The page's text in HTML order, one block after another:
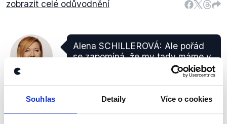
Souhlas Detaily Více o cookies
zobrazit celé odůvodnění
Alena
Schillerová
Alena SCHILLEROVÁ: Ale pořád
se zapomíná, že my tady máme v
osmi segmentech ekonomiky
zvedneme... Marcela
AUGUSTOVÁ, moderátorka: Která